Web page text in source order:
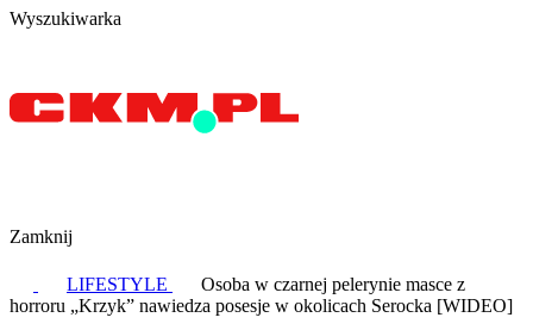
Wyszukiwarka
Zamknij
LIFESTYLE
Osoba w czarnej pelerynie masce z
horroru „Krzyk” nawiedza posesje w okolicach Serocka [WIDEO]